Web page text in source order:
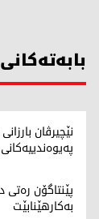
نێچیرڤان
بەکارهێنابێت